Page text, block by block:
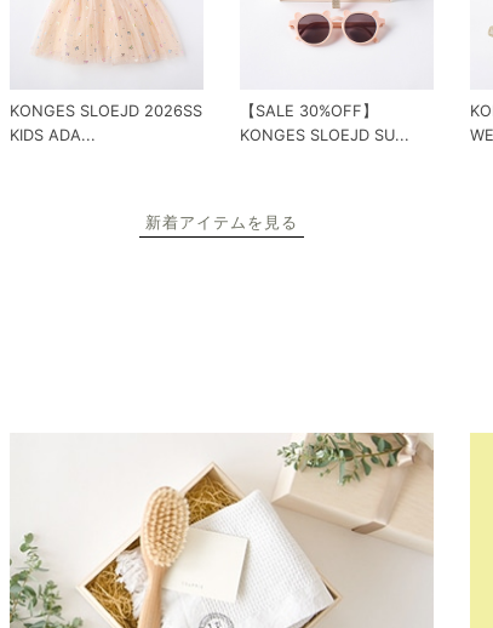
KONGES SLOEJD 2026SS
KIDS ADA...
【SALE 30%OFF】
KONGES SLOEJD SU...
新着アイテムを見る